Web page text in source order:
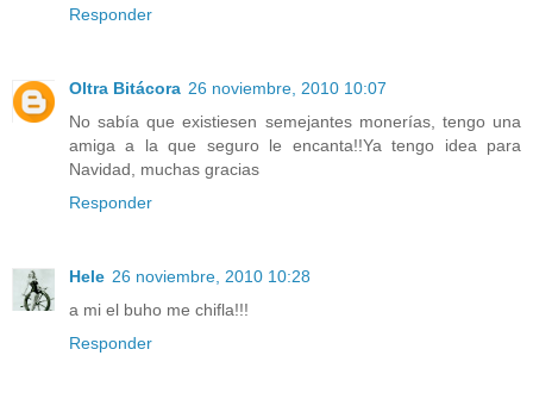
Responder
Oltra Bitácora 26 noviembre, 2010 10:07
No sabía que existiesen semejantes monerías, tengo una
amiga a la que seguro le encanta!!Ya tengo idea para
Navidad, muchas gracias
Responder
Hele 26 noviembre, 2010 10:28
a mi el buho me chifla!!!
Responder